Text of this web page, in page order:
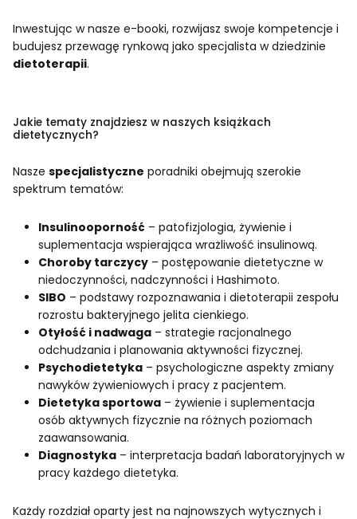
Inwestując w nasze e-booki, rozwijasz swoje kompetencje i
budujesz przewagę rynkową jako specjalista w dziedzinie
dietoterapii.
Jakie tematy znajdziesz w naszych książkach
dietetycznych?
Nasze specjalistyczne poradniki obejmują szerokie
spektrum tematów:
Insulinooporność – patofizjologia, żywienie i
suplementacja wspierająca wrażliwość insulinową.
Choroby tarczycy – postępowanie dietetyczne w
niedoczynności, nadczynności i Hashimoto.
SIBO – podstawy rozpoznawania i dietoterapii zespołu
rozrostu bakteryjnego jelita cienkiego.
Otyłość i nadwaga – strategie racjonalnego
odchudzania i planowania aktywności fizycznej.
Psychodietetyka – psychologiczne aspekty zmiany
nawyków żywieniowych i pracy z pacjentem.
Dietetyka sportowa – żywienie i suplementacja
osób aktywnych fizycznie na różnych poziomach
zaawansowania.
Diagnostyka – interpretacja badań laboratoryjnych w
pracy każdego dietetyka.
Każdy rozdział oparty jest na najnowszych wytycznych i